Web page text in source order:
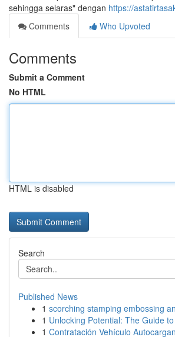
sehingga selaras" dengan https://
Comments
Who Upvoted
Comments
Submit a Comment
No HTML
HTML is disabled
Search
Published News
1 scorching stamping embossing
1 Unlocking Potential: The Guide
1 Contratación Vehículo